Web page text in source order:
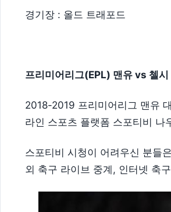
경기장 : 올드 트래포드
프리미어리그(EPL) 맨유 vs 첼시
2018-2019 프리미어리그 맨유
라인 스포츠 플랫폼 스포티비 나
스포티비 시청이 어려우신 분들
외 축구 라이브 중계, 인터넷 축